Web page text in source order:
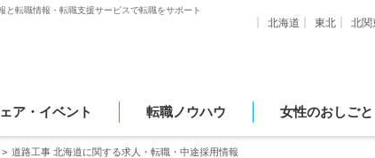
転職情報・転職支援サービスで転職をサポート
北海道 東北 北関
ア・イベント 転職ノウハウ 女性のおしごと
道路工事 北海道に関する求人・転職・中途採用情報